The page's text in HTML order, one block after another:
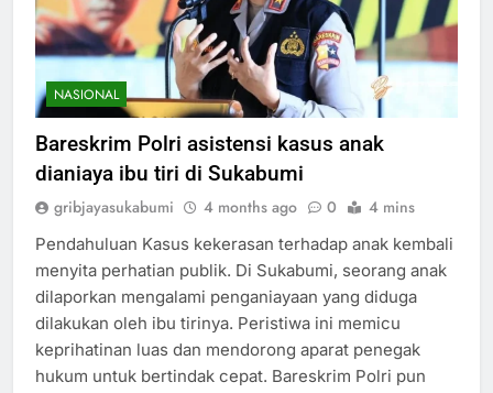
NASIONAL
Bareskrim Polri asistensi kasus anak
dianiaya ibu tiri di Sukabumi
gribjayasukabumi 4 months ago 0 4 mins
Pendahuluan Kasus kekerasan terhadap anak kembali
menyita perhatian publik. Di Sukabumi, seorang anak
dilaporkan mengalami penganiayaan yang diduga
dilakukan oleh ibu tirinya. Peristiwa ini memicu
keprihatinan luas dan mendorong aparat penegak
hukum untuk bertindak cepat. Bareskrim Polri pun